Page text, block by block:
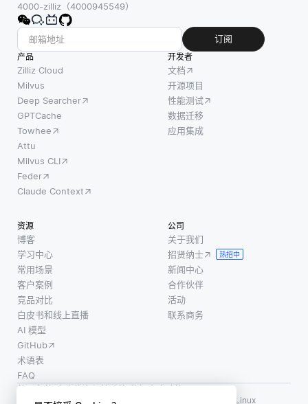
4000-zilliz（4000945549）
订阅
产品
Zilliz Cloud
Milvus
Deep Searcher
GPTCache
Towhee
Attu
Milvus CLI
Feder
Claude Context
开发者
文档
开源项目
性能测试
数据迁移
应用集成
资源
博客
学习中心
常用场景
客户案例
竞品对比
白皮书和线上直播
AI 模型
GitHub
术语表
FAQ
公司
关于我们
招贤纳士
热招中
新闻中心
合作伙伴
活动
联系商务
使用条款·个人信息保护政策·数据安全政策
LF AI、LF AI & Data、Milvus，以及相关的开源项目名称为 Linux